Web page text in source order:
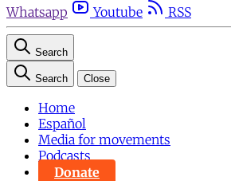
Whatsapp
Youtube RSS
Search
Search Close
Home
Español
Media for movements
Podcasts
Donate